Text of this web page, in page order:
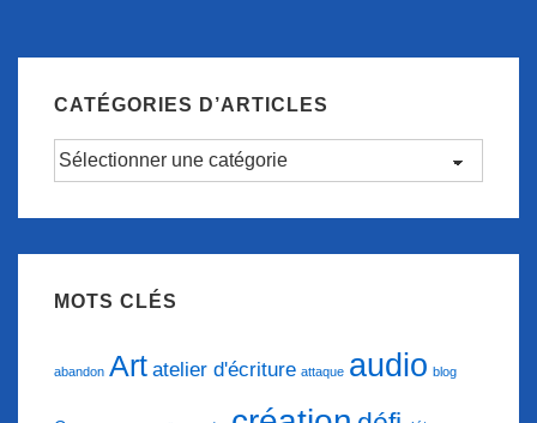
CATÉGORIES D’ARTICLES
Catégories
d’articles
MOTS CLÉS
abandon Art atelier d'écriture attaque audio blog